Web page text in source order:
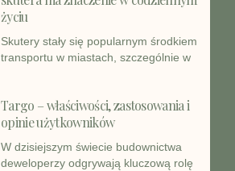
życiu
Skutery stały się popularnym środkiem
transportu w miastach, szczególnie w
Targo – właściwości, zastosowania i
opinie użytkowników
W dzisiejszym świecie budownictwa
deweloperzy odgrywają kluczową rolę